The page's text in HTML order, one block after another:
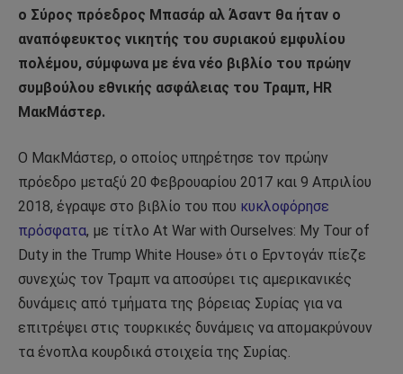
ο Σύρος πρόεδρος Μπασάρ αλ Άσαντ θα ήταν ο
αναπόφευκτος νικητής του συριακού εμφυλίου
πολέμου, σύμφωνα με ένα νέο βιβλίο του πρώην
συμβούλου εθνικής ασφάλειας του Τραμπ, HR
ΜακΜάστερ.
Ο ΜακΜάστερ, ο οποίος υπηρέτησε τον πρώην
πρόεδρο μεταξύ 20 Φεβρουαρίου 2017 και 9 Απριλίου
2018, έγραψε στο βιβλίο του που κυκλοφόρησε
πρόσφατα, με τίτλο At War with Ourselves: My Tour of
Duty in the Trump White House» ότι ο Ερντογάν πίεζε
συνεχώς τον Τραμπ να αποσύρει τις αμερικανικές
δυνάμεις από τμήματα της βόρειας Συρίας για να
επιτρέψει στις τουρκικές δυνάμεις να απομακρύνουν
τα ένοπλα κουρδικά στοιχεία της Συρίας.